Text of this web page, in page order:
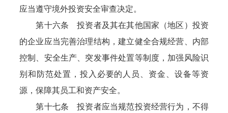
应当遵守境外投资安全审查决定。
第十六条 投资者及其在其他国家（地区）投资
的企业应当完善治理结构，建立健全合规经营、内部
控制、安全生产、突发事件处置等制度，加强风险识
别和防范处置，投入必要的人员、资金、设备等资
源，保障其员工和资产安全。
第十七条 投资者应当规范投资经营行为，不得